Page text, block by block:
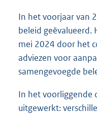
In het voorjaar van
beleid geëvalueerd.
mei 2024 door het
adviezen voor
samengevoegde
In het voorliggende
uitgewerkt: